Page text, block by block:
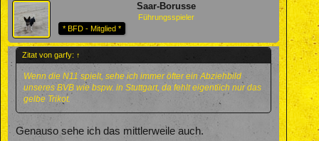
Saar-Borusse
Führungsspieler
* BFD - Mitglied *
Zitat von garfy: ↑
Wenn die N11 spielt, sehe ich immer öfter ein Abziehbild
unseres BVB wie bspw. in Stuttgart, da fehlt eigentlich nur das
gelbe Trikot.
Genauso sehe ich das mittlerweile auch.